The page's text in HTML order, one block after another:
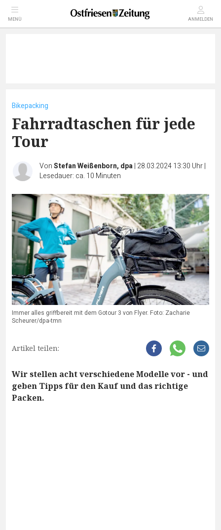
MENÜ ANMELDEN
Bikepacking
Fahrradtaschen für jede
Tour
VonStefan Weißenborn, dpa| 28.03.2024 13:30 Uhr|
Lesedauer: ca. 10 Minuten
Immer alles griffbereit mit dem Gotour 3 von Flyer. Foto: Zacharie
Scheurer/dpa-tmn
Artikel teilen:
Wir stellen acht verschiedene Modelle vor - und
geben Tipps für den Kauf und das richtige
Packen.